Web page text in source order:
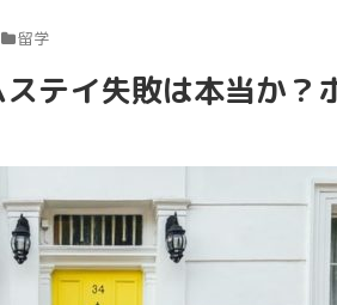
留学
テイ失敗は本当か？